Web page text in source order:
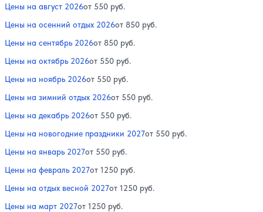
Цены на август 2026от 550 руб.
Цены на осенний отдых 2026от 850 руб.
Цены на сентябрь 2026от 850 руб.
Цены на октябрь 2026от 550 руб.
Цены на ноябрь 2026от 550 руб.
Цены на зимний отдых 2026от 550 руб.
Цены на декабрь 2026от 550 руб.
Цены на новогодние праздники 2027от 550 руб.
Цены на январь 2027от 550 руб.
Цены на февраль 2027от 1250 руб.
Цены на отдых весной 2027от 1250 руб.
Цены на март 2027от 1250 руб.